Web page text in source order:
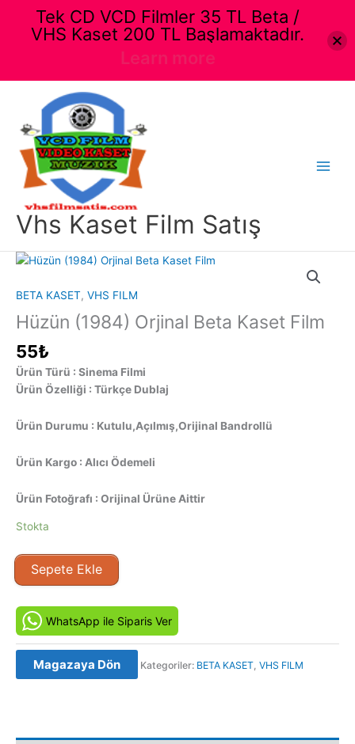
Vhs Kaset Film Satış
BETA KASET, VHS FILM
Hüzün (1984) Orjinal Beta Kaset Film
55₺
Ürün Türü : Sinema Filmi
Ürün Özelliği : Türkçe Dublaj
Ürün Durumu : Kutulu,Açılmış,Orijinal Bandrollü
Ürün Kargo : Alıcı Ödemeli
Ürün Fotoğrafı : Orijinal Ürüne Aittir
Stokta
Hüzün
(1984)
Beta
Kaset
Film
adet
Sepete Ekle
WhatsApp ile Siparis Ver
Magazaya Dön Kategoriler: BETA KASET VHS FILM
Tek CD VCD Filmler 35 TL Beta /
VHS Kaset 200 TL Başlamaktadır.
Learn more